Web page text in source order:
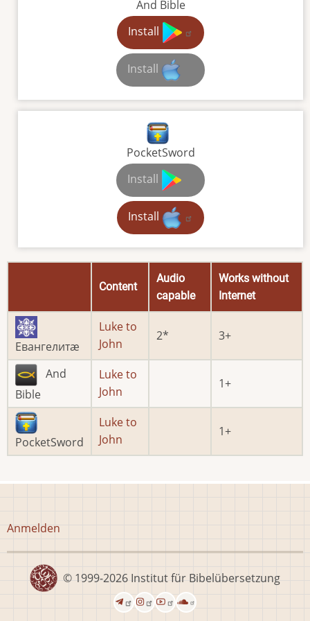
And Bible
Install
Install
PocketSword
Install
Install
Content
Audio
capable
Works without
Internet
Евангелитæ
Luke to
John
2 3
And
Bible
Luke to
John
1
PocketSword
Luke to
John
1
Benutzermenü
Anmelden
© 1999-2026 Institut für Bibelübersetzung